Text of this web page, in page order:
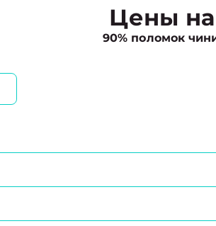
Цены на
90% поломок